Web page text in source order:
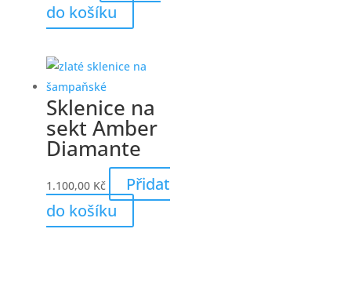
do košíku
Sklenice na
sekt Amber
Diamante
1.100,00 Kč
Přidat
do košíku